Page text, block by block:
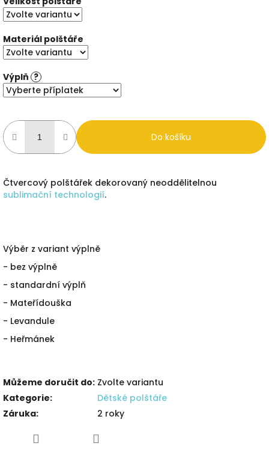
Materiál polštáře
Výplň ?
Do košíku
Čtvercový polštářek dekorovaný neoddělitelnou
sublimační technologií.
Výběr z variant výplně
- bez výplně
- standardní výplň
- Mateřídouška
- Levandule
- Heřmánek
Můžeme doručit do: Zvolte variantu
Kategorie:
Dětské polštáře
Záruka: 2 roky